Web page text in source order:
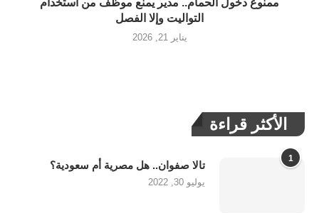
ممنوع دخول الحمام.. مدير يمنع موظف من استخدام
التواليت وإلا الفصل
يناير 21, 2026
الأكثر قراءة
1
تالا صفوان.. هل مصرية أم سعودية؟
يوليو 30, 2022